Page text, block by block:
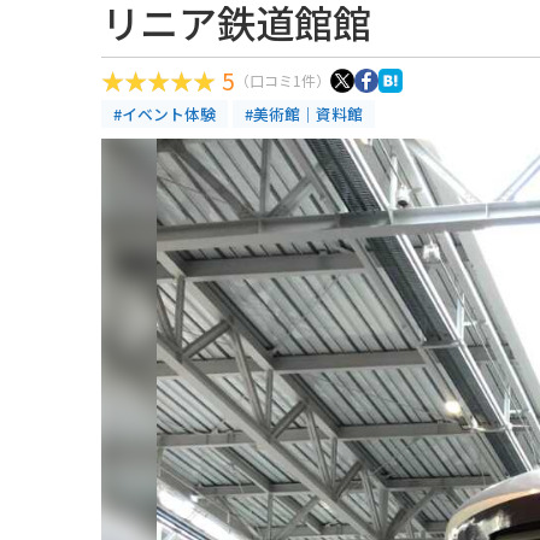
リニア鉄道館館
5 （口コミ1件）
#イベント体験 #美術館｜資料館